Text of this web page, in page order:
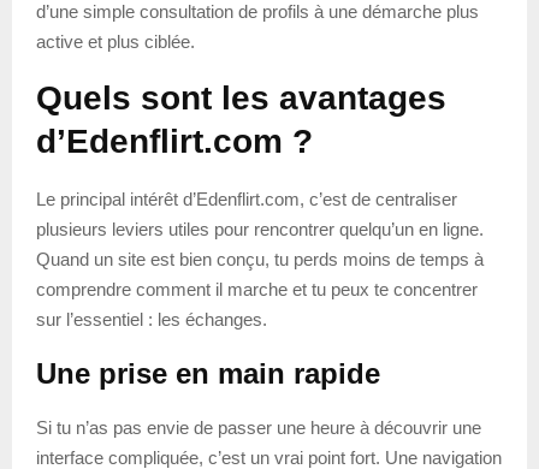
d’une simple consultation de profils à une démarche plus
active et plus ciblée.
Quels sont les avantages
d’Edenflirt.com ?
Le principal intérêt d’Edenflirt.com, c’est de centraliser
plusieurs leviers utiles pour rencontrer quelqu’un en ligne.
Quand un site est bien conçu, tu perds moins de temps à
comprendre comment il marche et tu peux te concentrer
sur l’essentiel : les échanges.
Une prise en main rapide
Si tu n’as pas envie de passer une heure à découvrir une
interface compliquée, c’est un vrai point fort. Une navigation